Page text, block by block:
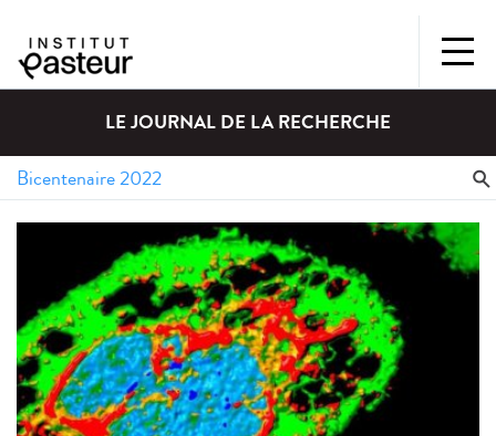
LE JOURNAL DE LA RECHERCHE